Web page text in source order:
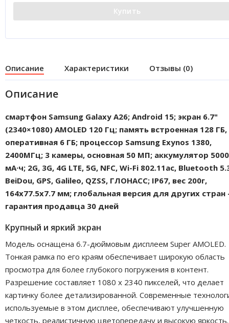
Купить
Описание Характеристики Отзывы (0)
Описание
смартфон Samsung Galaxy A26; Android 15; экран 6.7"
(2340×1080) AMOLED 120 Гц; память встроенная 128 ГБ,
оперативная 6 ГБ; процессор Samsung Exynos 1380,
2400МГц; 3 камеры, основная 50 МП; аккумулятор 5000
мА·ч; 2G, 3G, 4G LTE, 5G, NFC, Wi-Fi 802.11ac, Bluetooth
BeiDou, GPS, Galileo, QZSS, ГЛОНАСС; IP67, вес 200г,
164x77.5x7.7 мм; глобальная версия для других стран
гарантия продавца 30 дней
Крупный и яркий экран
Модель оснащена 6.7-дюймовым дисплеем Super AMOLED.
Тонкая рамка по его краям обеспечивает широкую область
просмотра для более глубокого погружения в контент.
Разрешение составляет 1080 х 2340 пикселей, что делает
картинку более детализированной. Современные
используемые в этом дисплее, обеспечивают улучшенную
четкость, реалистичную цветопередачу и высокую яркость.